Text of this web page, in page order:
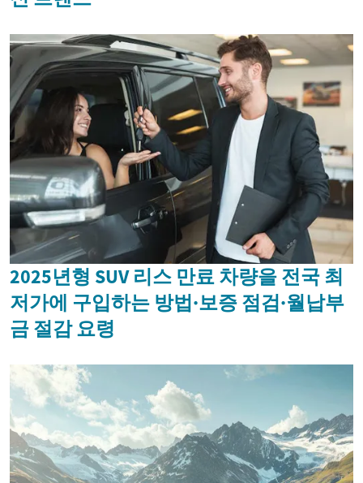
2025년형 SUV 리스 만료 차량을 전국 최
저가에 구입하는 방법·보증 점검·월납부
금 절감 요령